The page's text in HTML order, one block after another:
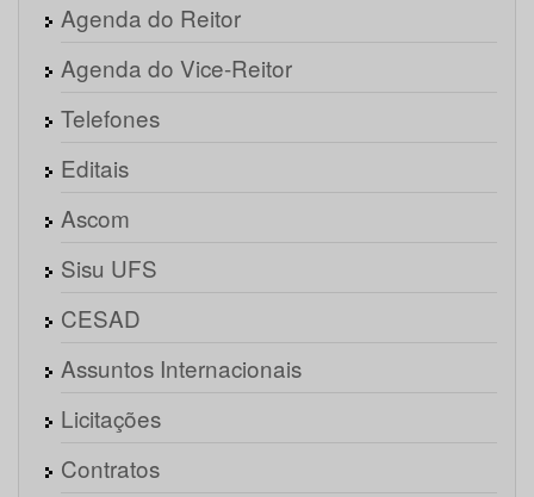
Agenda do Reitor
Agenda do Vice-Reitor
Telefones
Editais
Ascom
Sisu UFS
CESAD
Assuntos Internacionais
Licitações
Contratos